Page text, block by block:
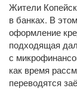
Жители
в банках. В
оформление
подходящая
с
как время
переводятся